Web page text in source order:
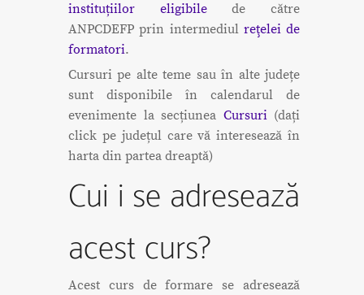
instituțiilor eligibilede către
ANPCDEFP prin intermediul reţelei de
formatori.
Cursuri pe alte teme sau în alte județe
sunt disponibile în calendarul de
evenimente la secțiunea Cursuri(dați
click pe județul care vă interesează în
harta din partea dreaptă)
Cui i se adresează
acest curs?
Acest curs de formare se adresează